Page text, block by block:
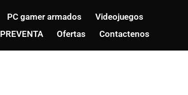
PC gamer armados
Videojuegos
PREVENTA Ofertas Contactenos